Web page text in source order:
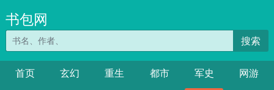
书包网
搜索
首页 玄幻 重生 都市 军史
网游